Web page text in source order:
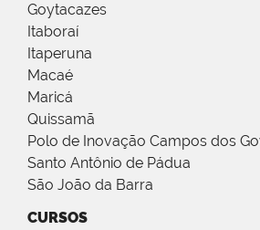
Goytacazes
Itaboraí
Itaperuna
Macaé
Maricá
Quissamã
Polo de Inovação Campos dos
Santo Antônio de Pádua
São João da Barra
CURSOS